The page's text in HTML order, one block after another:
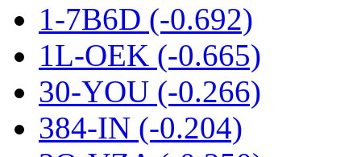
1-7B6D (-0.692)
1L-OEK (-0.665)
30-YOU (-0.266)
384-IN (-0.204)